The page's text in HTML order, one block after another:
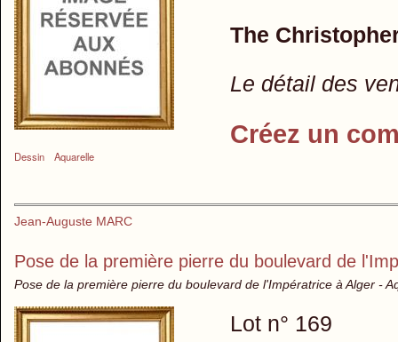
Dessin Aquarelle
The
Le détail des
Créez un
Jean-Auguste MARC
Pose de la première pierre du boulevard de
Pose de la première pierre du boulevard de l'Impératrice à Alger -
Lot n° 169